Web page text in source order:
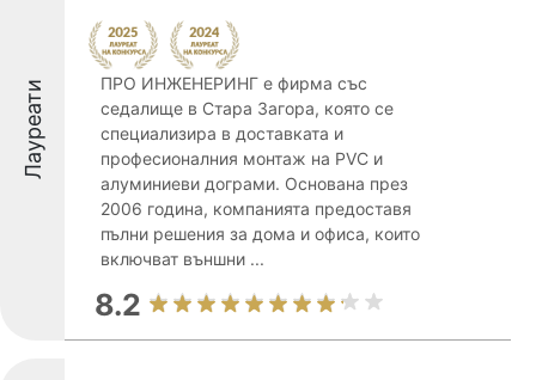
Лауреати
ПРО ИНЖЕНЕРИНГ е фирма със
седалище в Стара Загора, която се
специализира в доставката и
професионалния монтаж на PVC и
алуминиеви дограми. Основана през
2006 година, компанията предоставя
пълни решения за дома и офиса, които
включват външни ...
8.2